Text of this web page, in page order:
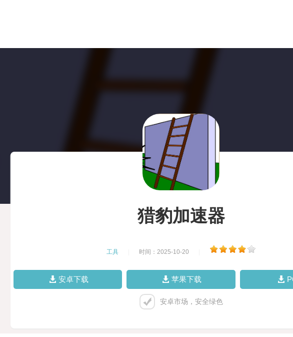
猎豹加速器
工具 时间：2025-10-20
安卓下载 苹果下载
安卓市场，安全绿色